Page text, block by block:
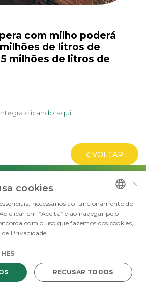
com milho poderá
de litros de
milhões de litros de
clicando aqui.
VOLTAR
Sustainability. Todos os direitos reservados
Powered by MZ
PORTUGUESE
×
cookies
necessários ao funcionamento do
clicar em “Aceita” e ao navegar pelo
com o uso que fazemos dos cookies,
Privacidade.
RECUSAR TODOS